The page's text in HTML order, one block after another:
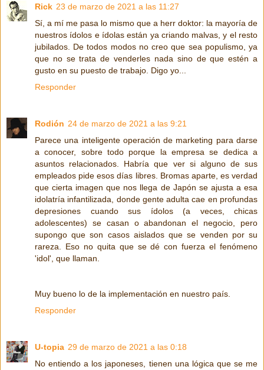
Rick 23 de marzo de 2021 a las 11:27
Sí, a mí me pasa lo mismo que a herr doktor: la mayoría de
nuestros ídolos e ídolas están ya criando malvas, y el resto
jubilados. De todos modos no creo que sea populismo, ya
que no se trata de venderles nada sino de que estén a
gusto en su puesto de trabajo. Digo yo...
Responder
Rodión 24 de marzo de 2021 a las 9:21
Parece una inteligente operación de marketing para darse
a conocer, sobre todo porque la empresa se dedica a
asuntos relacionados. Habría que ver si alguno de sus
empleados pide esos días libres. Bromas aparte, es verdad
que cierta imagen que nos llega de Japón se ajusta a esa
idolatría infantilizada, donde gente adulta cae en profundas
depresiones cuando sus ídolos (a veces, chicas
adolescentes) se casan o abandonan el negocio, pero
supongo que son casos aislados que se venden por su
rareza. Eso no quita que se dé con fuerza el fenómeno
'idol', que llaman.
Muy bueno lo de la implementación en nuestro país.
Responder
U-topia 29 de marzo de 2021 a las 0:18
No entiendo a los japoneses, tienen una lógica que se me